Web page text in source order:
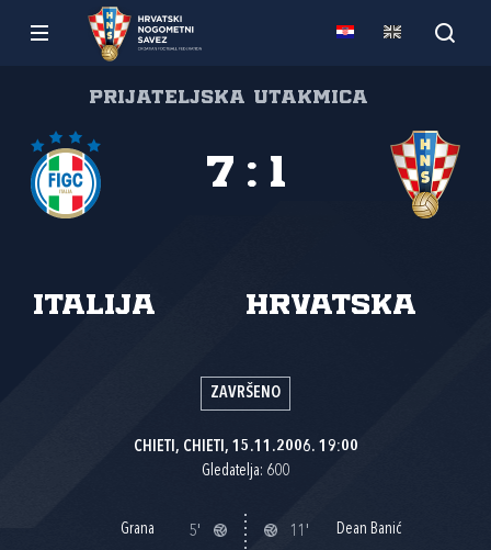
Prijateljska utakmica
Italija Hrvatska
7 : 1
ZAVRŠENO
CHIETI, CHIETI, 15.11.2006. 19:00
Gledatelja: 600
Grana
5'
11' Dean Banić